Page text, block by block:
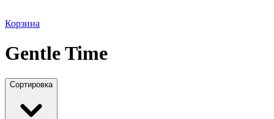
Корзина
Gentle Time
Сортировка